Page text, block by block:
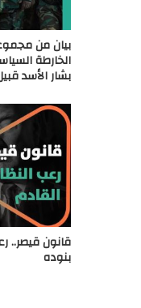
بيان من
الخارطة
بشار الأسد
قانون قيصر..
بنوده